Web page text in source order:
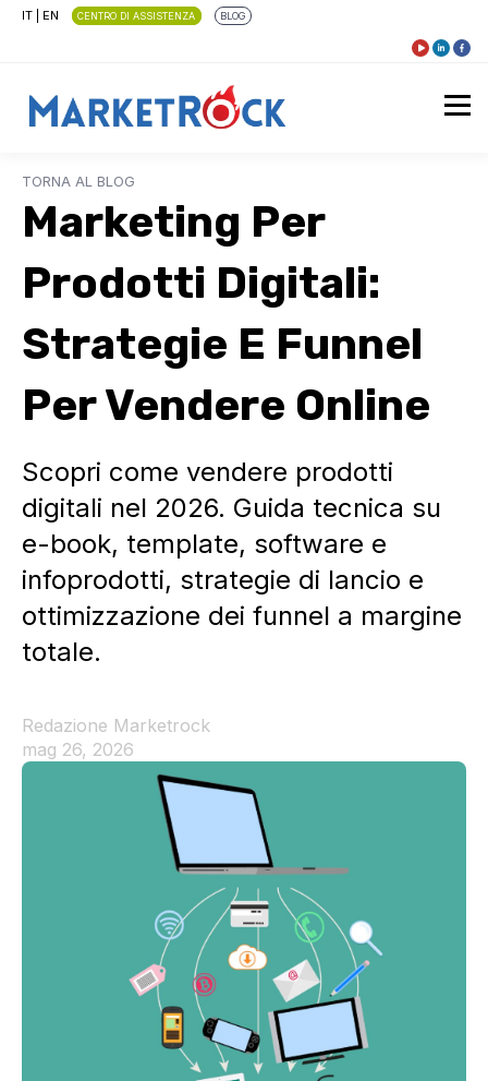
IT EN CENTRO DI ASSISTENZA BLOG
TORNA AL BLOG
Marketing Per
Prodotti Digitali:
Strategie E Funnel
Per Vendere Online
Scopri come vendere prodotti
digitali nel 2026. Guida tecnica su
e-book, template, software e
infoprodotti, strategie di lancio e
ottimizzazione dei funnel a margine
totale.
Redazione Marketrock
mag 26, 2026